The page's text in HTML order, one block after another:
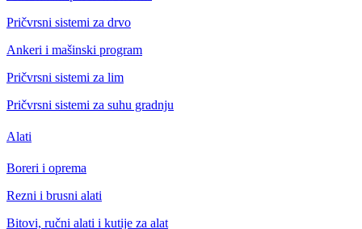
Pričvrsni sistemi za drvo
Ankeri i mašinski program
Pričvrsni sistemi za lim
Pričvrsni sistemi za suhu gradnju
Alati
Boreri i oprema
Rezni i brusni alati
Bitovi, ručni alati i kutije za alat